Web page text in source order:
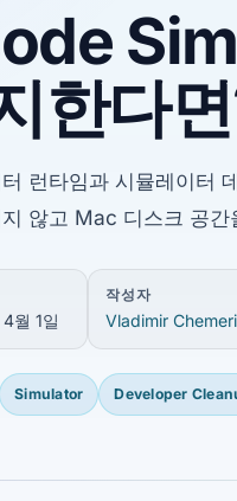
한다
런타임과 시뮬레이터
않고 Mac 디스크 공
월 1일
작성자
Vladimir
Simulator Developer